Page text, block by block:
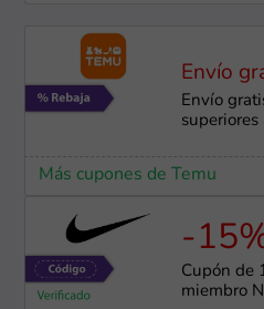
Envío
Envío
superiores
Más cupones de Temu
-
Cupón de
miembro